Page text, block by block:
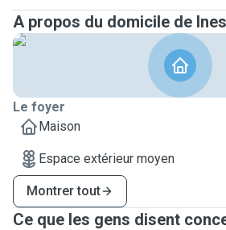
A propos du domicile de Ines
Le foyer
Maison
Espace extérieur moyen
Montrer tout
Ce que les gens disent